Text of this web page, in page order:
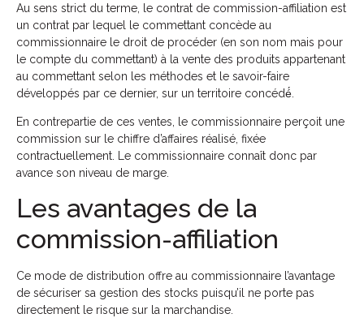
Au sens strict du terme, le contrat de commission-affiliation est
un contrat par lequel le commettant concède au
commissionnaire le droit de procéder (en son nom mais pour
le compte du commettant) à la vente des produits appartenant
au commettant selon les méthodes et le savoir-faire
développés par ce dernier, sur un territoire concédé́.
En contrepartie de ces ventes, le commissionnaire perçoit une
commission sur le chiffre d’affaires réalisé, fixée
contractuellement. Le commissionnaire connaît donc par
avance son niveau de marge.
Les avantages de la
commission-affiliation
Ce mode de distribution offre au commissionnaire l’avantage
de sécuriser sa gestion des stocks puisqu’il ne porte pas
directement le risque sur la marchandise.